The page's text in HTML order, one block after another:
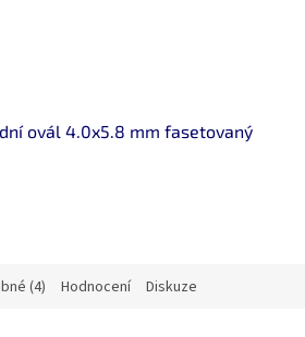
ovál 4.0x5.8 mm fasetovaný
(4) Hodnocení Diskuze